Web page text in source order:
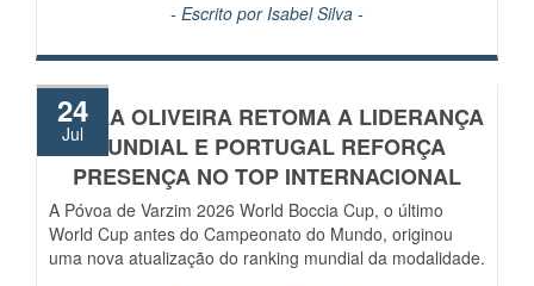
- Escrito porIsabel Silva -
CARLA OLIVEIRA RETOMA A LIDERANÇA
MUNDIAL E PORTUGAL REFORÇA
PRESENÇA NO TOP INTERNACIONAL
24
Jul
A Póvoa de Varzim 2026 World Boccia Cup, o último
World Cup antes do Campeonato do Mundo, originou
uma nova atualização do ranking mundial da modalidade.